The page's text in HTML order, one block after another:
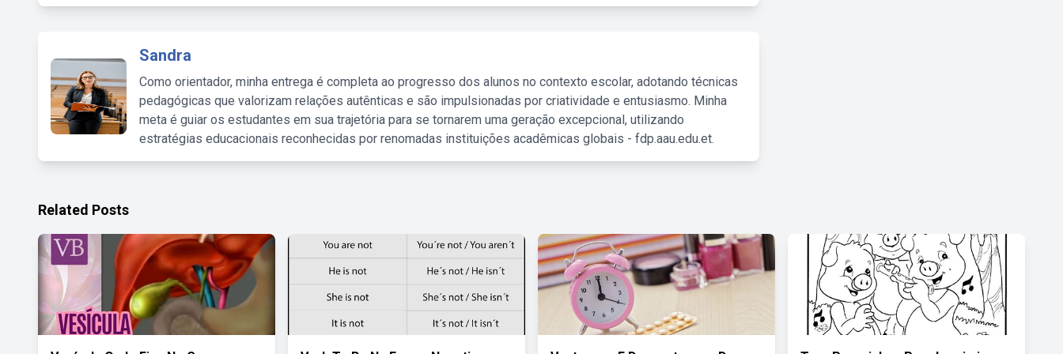
Sandra
Como orientador, minha entrega é completa ao progresso dos alunos no contexto escolar, adotando técnicas
pedagógicas que valorizam relações autênticas e são impulsionadas por criatividade e entusiasmo. Minha
meta é guiar os estudantes em sua trajetória para se tornarem uma geração excepcional, utilizando
estratégias educacionais reconhecidas por renomadas instituições acadêmicas globais - fdp.aau.edu.et.
Related Posts